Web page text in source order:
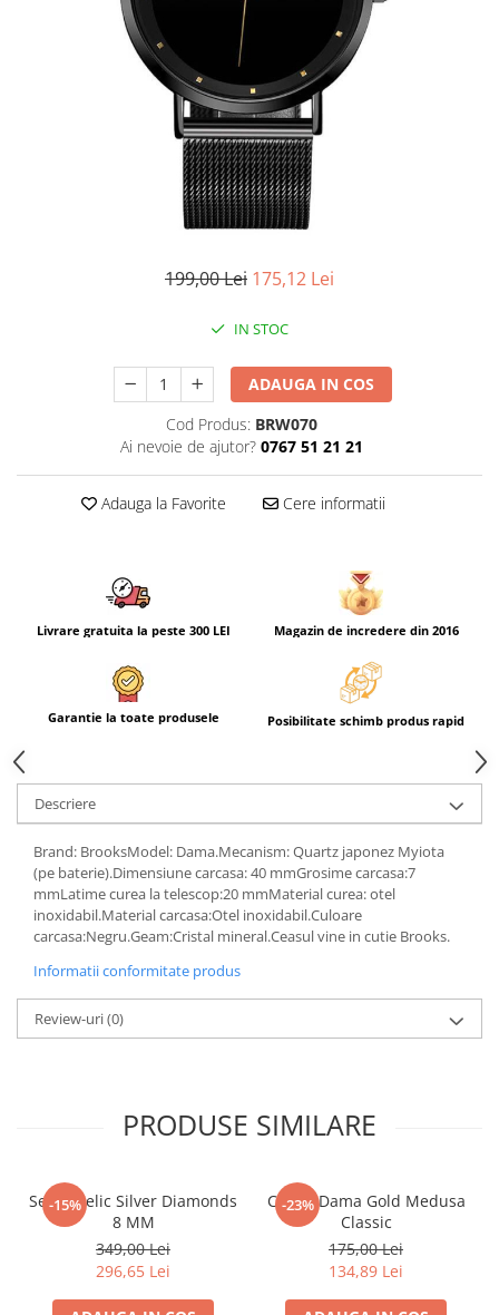
199,00 Lei 175,12 Lei
IN STOC
ADAUGA IN COS
Cod Produs: BRW070
Ai nevoie de ajutor? 0767 51 21 21
Adauga la Favorite Cere informatii
Livrare gratuita la peste 300 LEI Magazin de incredere din 2016
Garantie la toate produsele Posibilitate schimb produs rapid
Descriere
Brand: BrooksModel: Dama.Mecanism: Quartz japonez Myiota
(pe baterie).Dimensiune carcasa: 40 mmGrosime carcasa:7
mmLatime curea la telescop:20 mmMaterial curea: otel
inoxidabil.Material carcasa:Otel inoxidabil.Culoare
carcasa:Negru.Geam:Cristal mineral.Ceasul vine in cutie Brooks.
Informatii conformitate produs
Review-uri(0)
PRODUSE SIMILARE
-15%
Set Angelic Silver Diamonds
8 MM
349,00 Lei
296,65 Lei
-23%
Cercei Dama Gold Medusa
Classic
175,00 Lei
134,89 Lei